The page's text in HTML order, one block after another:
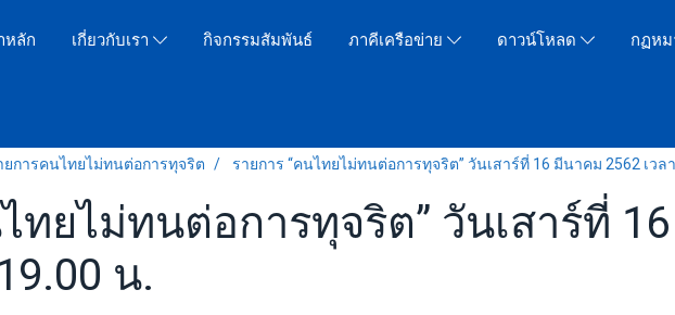
หลัก เกี่ยวกับเรา กิจกรรมสัมพันธ์ ภาคีเครือข่าย ดาวน์โหลด กฏหม
ยการคนไทยไม่ทนต่อการทุจริต รายการ “คนไทยไม่ทนต่อการทุจริต” วันเสาร์ที่ 16 มีนาคม 2562 เวล
ทยไม่ทนต่อการทุจริต” วันเสาร์ที่
น.